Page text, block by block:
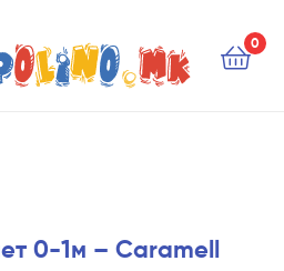
0
0-1м – Caramell